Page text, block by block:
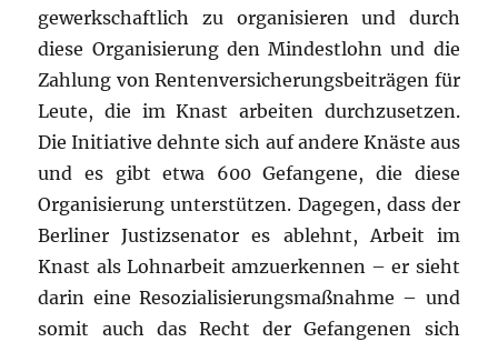
gewerkschaftlich zu organisieren und durch
diese Organisierung den Mindestlohn und die
Zahlung von Rentenversicherungsbeiträgen für
Leute, die im Knast arbeiten durchzusetzen.
Die Initiative dehnte sich auf andere Knäste aus
und es gibt etwa 600 Gefangene, die diese
Organisierung unterstützen. Dagegen, dass der
Berliner Justizsenator es ablehnt, Arbeit im
Knast als Lohnarbeit amzuerkennen – er sieht
darin eine Resozialisierungsmaßnahme – und
somit auch das Recht der Gefangenen sich